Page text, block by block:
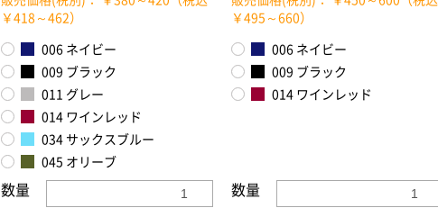
￥418～462）
006 ネイビー
009 ブラック
011 グレー
014 ワインレッド
034 サックスブルー
045 オリーブ
数量
￥495～660）
006 ネイビー
009 ブラック
014 ワインレッド
数量